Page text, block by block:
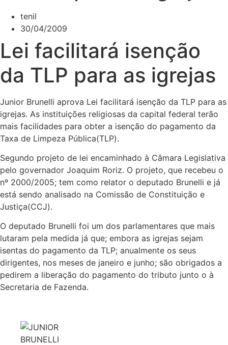
tenil
30/04/2009
Lei facilitará isenção
da TLP para as igrejas
Junior Brunelli aprova Lei facilitará isenção da TLP para as
igrejas. As instituições religiosas da capital federal terão
mais facilidades para obter a isenção do pagamento da
Taxa de Limpeza Pública(TLP).
Segundo projeto de lei encaminhado à Câmara Legislativa
pelo governador Joaquim Roriz. O projeto, que recebeu o
nº 2000/2005; tem como relator o deputado Brunelli e já
está sendo analisado na Comissão de Constituição e
Justiça(CCJ).
O deputado Brunelli foi um dos parlamentares que mais
lutaram pela medida já que; embora as igrejas sejam
isentas do pagamento da TLP; anualmente os seus
dirigentes, nos meses de janeiro e junho; são obrigados a
pedirem a liberação do pagamento do tributo junto o à
Secretaria de Fazenda.